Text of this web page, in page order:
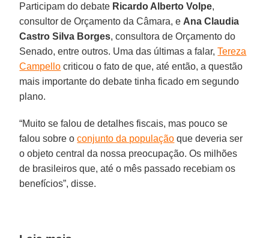
Participam do debate Ricardo Alberto Volpe,
consultor de Orçamento da Câmara, e Ana Claudia
Castro Silva Borges, consultora de Orçamento do
Senado, entre outros. Uma das últimas a falar,Tereza
Campello criticou o fato de que, até então, a questão
mais importante do debate tinha ficado em segundo
plano.
“Muito se falou de detalhes fiscais, mas pouco se
falou sobre oconjunto da população que deveria ser
o objeto central da nossa preocupação. Os milhões
de brasileiros que, até o mês passado recebiam os
benefícios”, disse.